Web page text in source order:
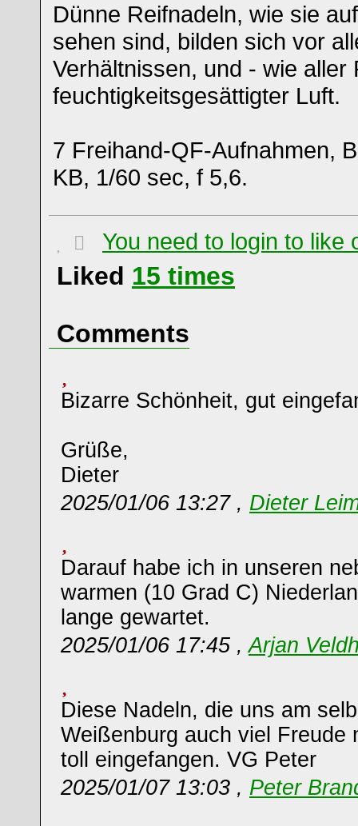
Dünne Reifnadeln, wie sie
sehen sind, bilden sich vor
Verhältnissen, und - wie aller
feuchtigkeitsgesättigter Luft.
7 Freihand-QF-Aufnahmen,
KB, 1/60 sec, f 5,6.
You need to login to like
Liked 15 times
Comments
Bizarre Schönheit, gut
Grüße,
Dieter
2025/01/06 13:27 , Dieter
Darauf habe ich in unseren
warmen (10 Grad C)
lange gewartet.
2025/01/06 17:45 ,Arjan
Diese Nadeln, die uns am
Weißenburg auch viel Freude
toll eingefangen. VG Peter
2025/01/07 13:03 , Peter